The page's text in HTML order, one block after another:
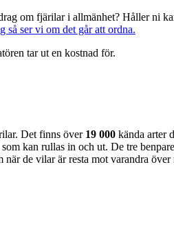
om fjärilar i allmänhet? Håller ni
så ser vi om det går att ordna.
tar ut en kostnad för.
Det finns över 19 000 kända arter
kan rullas in och ut. De tre
de vilar är resta mot varandra över